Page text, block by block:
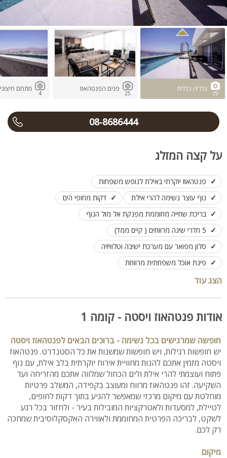
29
גלריה כללית
25
פנים הפנטהאוז
4
מתחם חיצוני
08-8686444
על קצה המזלג
פנטהאוז יוקרתי באילת לנופש משפחות
נוף עוצר נשימה להרי אילת
דקות מחופי הים
בריכת שחייה מחוממת מפנקת אל מול הנוף
5 חדרי שינה מרווחים ( קיים ממד)
סלון מפואר עם מערכת ישיבה וטלוויזיה
פינת אוכל משפחתית מרווחת
מטבח מאובזר קומפלט עד לפרט האחרוןהצג עוד
אודות פנטהאוז ויסטה - קומה 1
חופשה שמרגישים בכל נשימה - ברוכים הבאים לפנטהאוז ויסטה
יש חופשות רגילות, ויש חופשות שמשנות את כל הסטנדרט. פנטהאוז
ויסטה מזמין אתכם להנות מחוויית אירוח יוקרתית בלב אילת, עם נוף
פתוח ועוצמתי להרי אילת ולים הכחול שמלווה אתכם מהזריחה ועד
השקיעה. זהו פנטהאוז מרווח ומעוצב בקפידה, המשלב פרטיות
מוחלטת עם מיקום מרכזי שמאפשר להגיע בתוך דקות לחופים,
לטיילת, למסעדות ולאטרקציות המובילות בעיר - ולחזור בכל רגע
לשקט, לבריכה הפרטית המחוממת ולאווירה האקסקלוסיבית שמחכה
רק לכם.
מיקום